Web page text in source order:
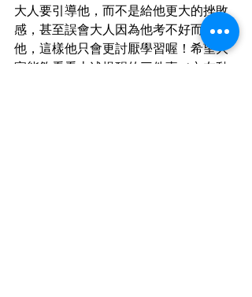
大人要引導他，而不是給他更大的挫敗
感，甚至誤會大人因為他考不好而不愛
他，這樣他只會更討厭學習喔！希望大
家能夠看看上述提醒的三件事（內在動